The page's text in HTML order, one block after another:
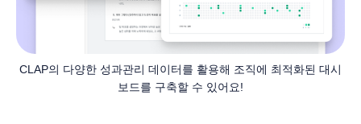
CLAP의 다양한 성과관리 데이터를 활용해 조직에 최적화된 대시
보드를 구축할 수 있어요!